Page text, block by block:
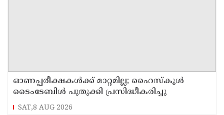
ഓണപ്പരീക്ഷകള്‍ക്ക് മാറ്റമില്ല; ഹൈസ്കൂള്‍
ടൈംടേബിള്‍ പുതുക്കി പ്രസിദ്ധീകരിച്ചു
SAT,8 AUG 2026